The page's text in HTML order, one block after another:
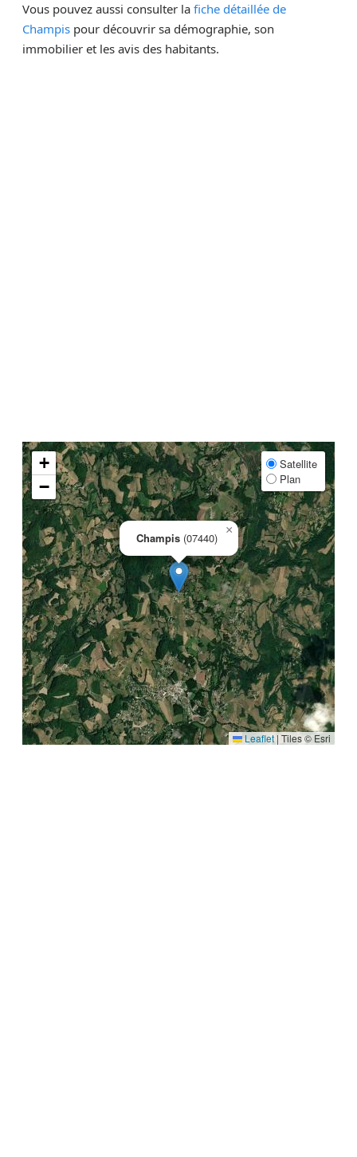
Vous pouvez aussi consulter la fiche détaillée de
Champis pour découvrir sa démographie, son
immobilier et les avis des habitants.
Champis (07440)
×
+
−
Satellite
Plan
Leaflet|Tiles © Esri